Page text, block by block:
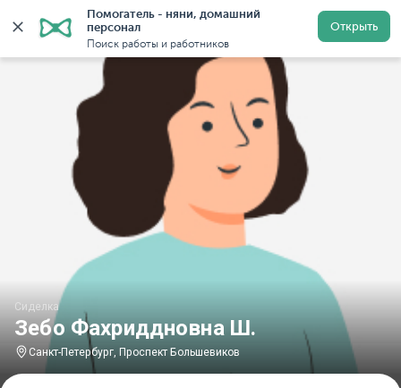
Помогатель - няни, домашний
персонал
Поиск работы и работников
Открыть
Главная Сиделки Сиделки в Санкт-Петербурге
Зебо Фахриддновна Ш.
Сиделка
Санкт-Петербург, Проспект Большевиков